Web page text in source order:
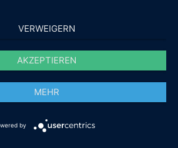
VERWEIGERN
AKZEPTIEREN
MEHR
by